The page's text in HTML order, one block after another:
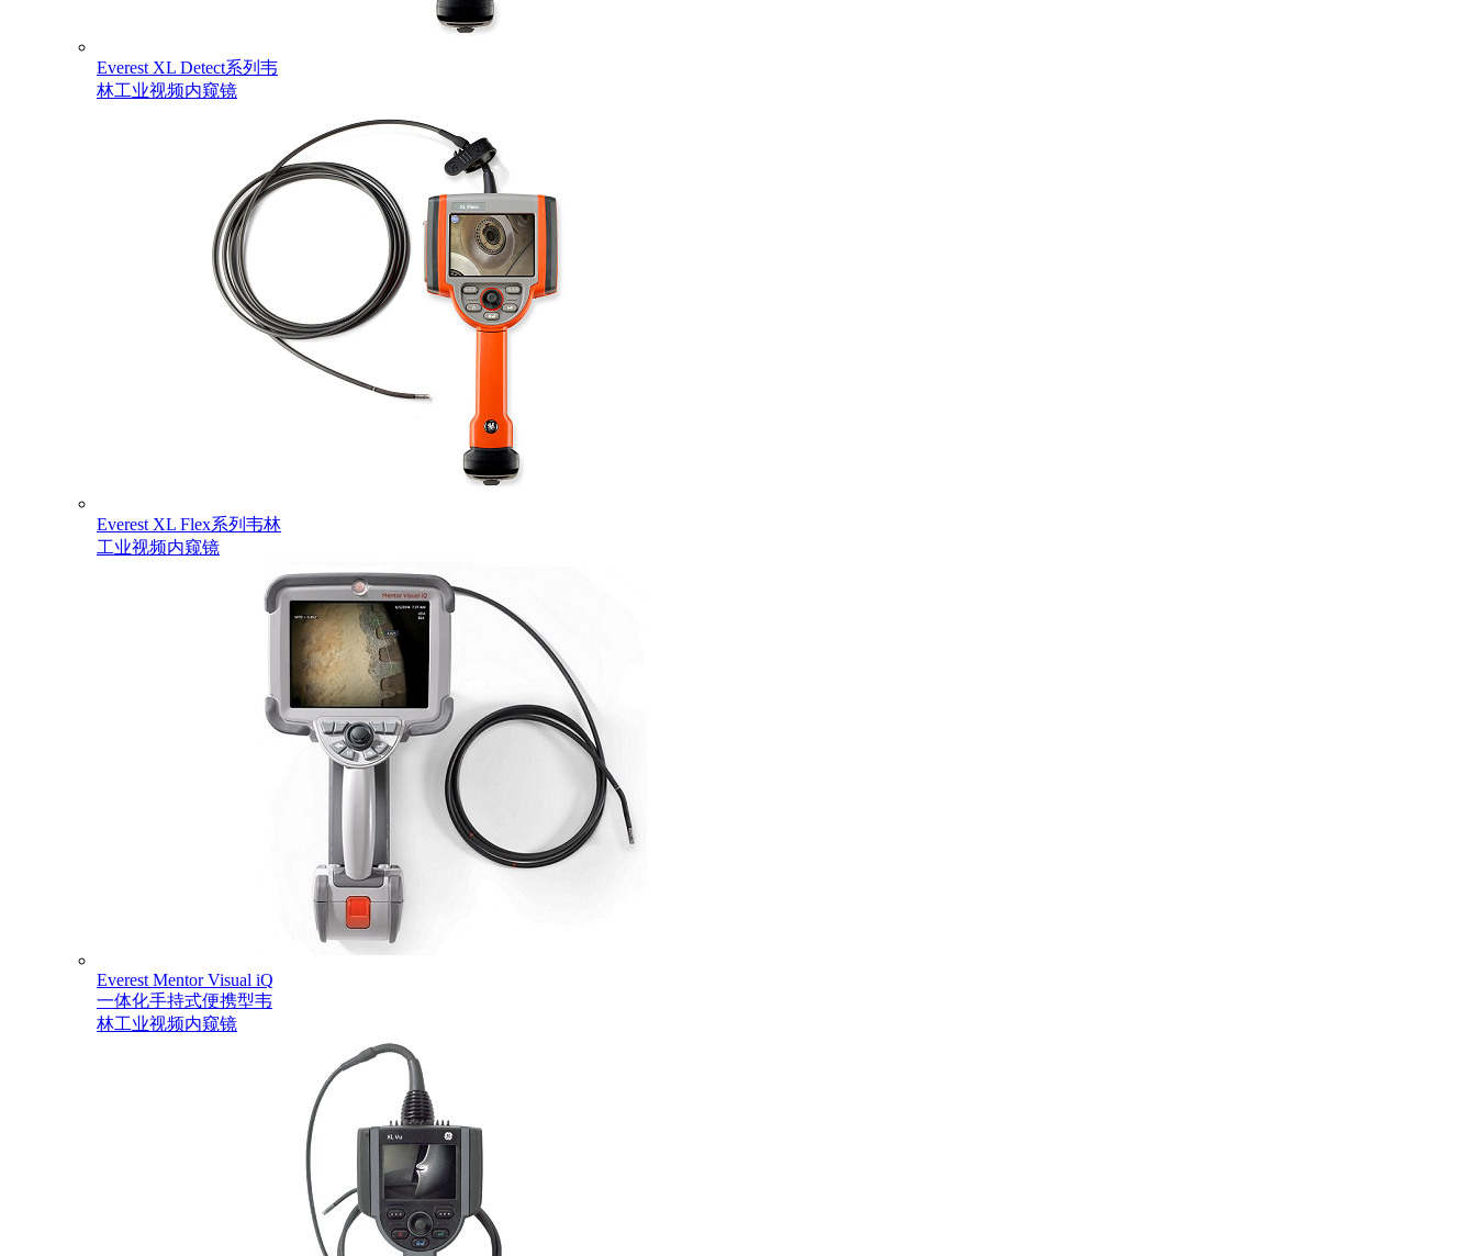
Everest XL Detect系列韦
林工业视频内窥镜
Everest XL Flex系列韦林
工业视频内窥镜
Everest Mentor Visual iQ
一体化手持式便携型韦
林工业视频内窥镜